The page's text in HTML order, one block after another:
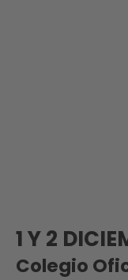
1 Y 2
Colegio